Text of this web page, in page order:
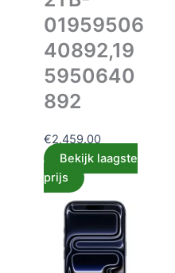
01959506
40892,19
5950640
892
€2,459.00
Bekijk laagste
prijs